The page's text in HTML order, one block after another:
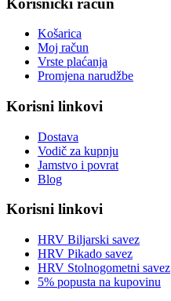
Košarica
Moj račun
Vrste plaćanja
Promjena narudžbe
Korisni linkovi
Dostava
Vodič za kupnju
Jamstvo i povrat
Blog
Korisni linkovi
HRV Biljarski savez
HRV Pikado savez
HRV Stolnogometni savez
5% popusta na kupovinu